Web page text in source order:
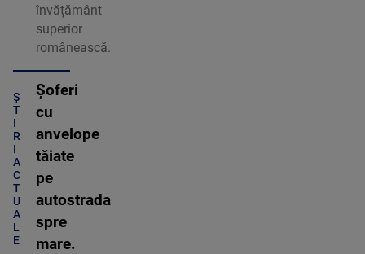
învățământ
superior
românească.
Ș
T
I
R
I
A
C
T
U
A
L
E
Șoferi
cu
anvelope
tăiate
pe
autostrada
spre
mare.